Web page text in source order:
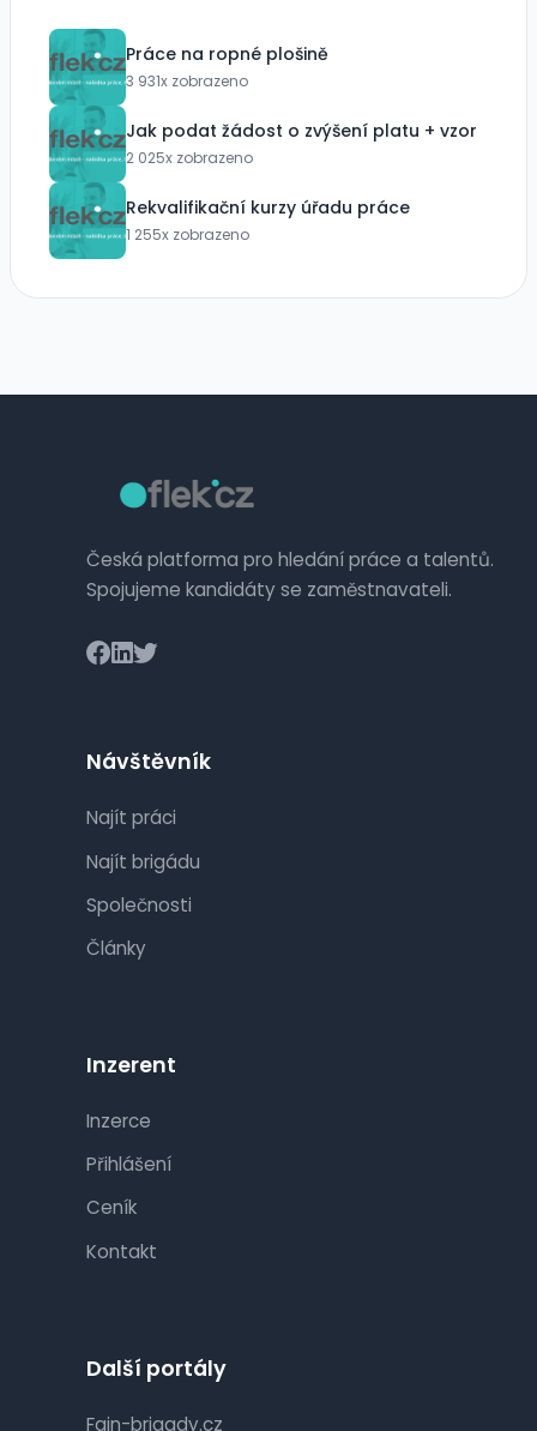
Práce na ropné plošině
3 931x zobrazeno
Jak podat žádost o zvýšení platu + vzor
2 025x zobrazeno
Rekvalifikační kurzy úřadu práce
1 255x zobrazeno
Česká platforma pro hledání práce a talentů.
Spojujeme kandidáty se zaměstnavateli.
Návštěvník
Najít práci
Najít brigádu
Společnosti
Články
Inzerent
Inzerce
Přihlášení
Ceník
Kontakt
Další portály
Fajn-brigady.cz